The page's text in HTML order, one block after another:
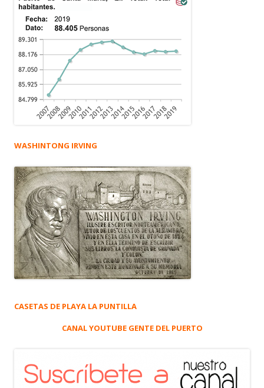
WASHINTONG IRVING
CASETAS DE PLAYA LA PUNTILLA
CANAL YOUTUBE GENTE DEL PUERTO